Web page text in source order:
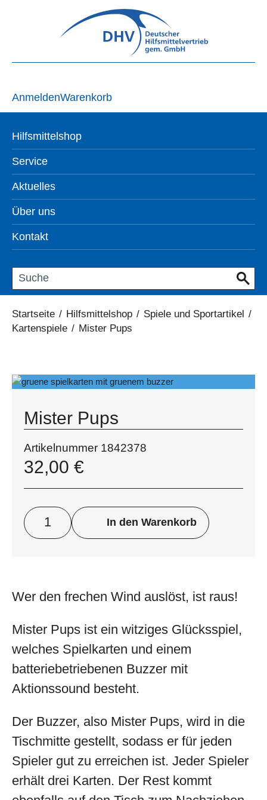
AnmeldenWarenkorb
Hilfsmittelshop
Service
Aktuelles
Über uns
Kontakt
Startseite / Hilfsmittelshop / Spiele und Sportartikel /
Kartenspiele / Mister Pups
Mister Pups
Artikelnummer 1842378
32,00 €
In den Warenkorb
Wer den frechen Wind auslöst, ist raus!
Mister Pups ist ein witziges Glücksspiel,
welches Spielkarten und einem
batteriebetriebenen Buzzer mit
Aktionssound besteht.
Der Buzzer, also Mister Pups, wird in die
Tischmitte gestellt, sodass er für jeden
Spieler gut zu erreichen ist. Jeder Spieler
erhält drei Karten. Der Rest kommt